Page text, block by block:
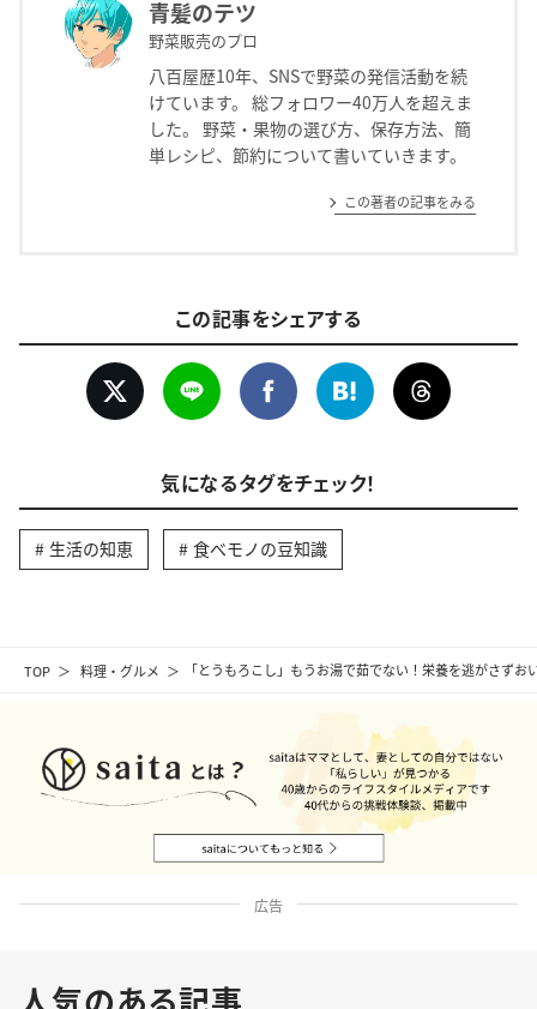
TOP 料理・グルメ 「とうもろこし」もうお湯で茹でない！栄養を逃がさずお
青髪のテツ
野菜販売のプロ
八百屋歴10年、SNSで野菜の発信活動を続
けています。 総フォロワー40万人を超えま
した。 野菜・果物の選び方、保存方法、簡
単レシピ、節約について書いていきます。
この著者の記事をみる
この記事をシェアする
気になるタグをチェック！
生活の知恵 食べモノの豆知識
広告